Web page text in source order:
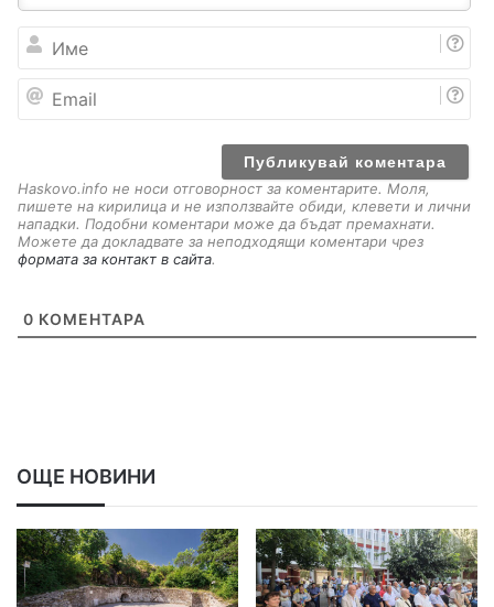
е
a
Haskovo.info не носи отговорност за коментарите. Моля,
пишете на кирилица и не използвайте обиди, клевети и лични
нападки. Подобни коментари може да бъдат премахнати.
Можете да докладвате за неподходящи коментари чрез
формата за контакт в сайта.
0 КОМЕНТАРА
ОЩЕ НОВИНИ